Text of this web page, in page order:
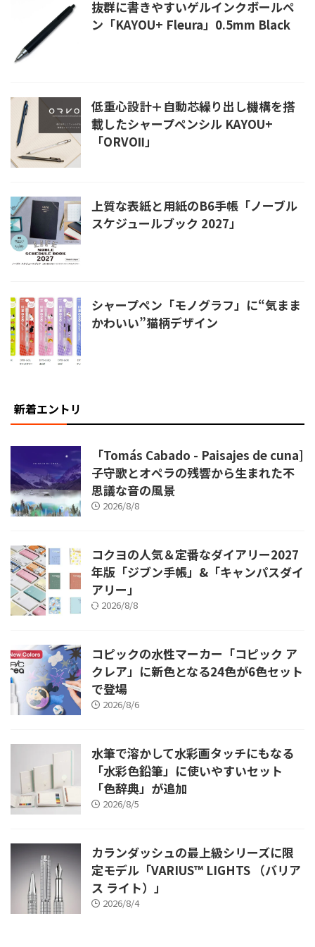
抜群に書きやすいゲルインクボールペ
ン「KAYOU+ Fleura」0.5mm Black
低重心設計＋自動芯繰り出し機構を搭
載したシャープペンシル KAYOU+
「ORVOⅡ」
上質な表紙と用紙のB6手帳「ノーブル
スケジュールブック 2027」
シャープペン「モノグラフ」に“気まま
かわいい”猫柄デザイン
新着エントリ
「Tomás Cabado - Paisajes de cuna]
子守歌とオペラの残響から生まれた不
思議な音の風景
2026/8/8
コクヨの人気＆定番なダイアリー2027
年版「ジブン手帳」&「キャンパスダイ
アリー」
2026/8/8
コピックの水性マーカー「コピック ア
クレア」に新色となる24色が6色セット
で登場
2026/8/6
水筆で溶かして水彩画タッチにもなる
「水彩色鉛筆」に使いやすいセット
「色辞典」が追加
2026/8/5
カランダッシュの最上級シリーズに限
定モデル「VARIUS™ LIGHTS （バリア
ス ライト）」
2026/8/4